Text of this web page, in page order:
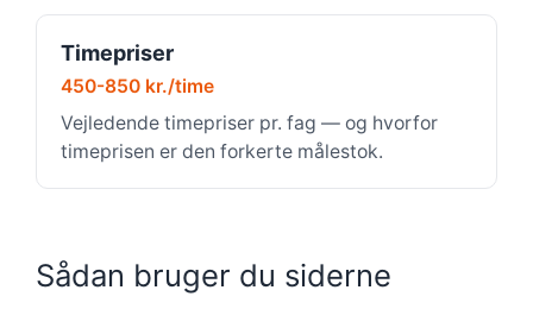
Timepriser
450-850 kr./time
Vejledende timepriser pr. fag — og hvorfor
timeprisen er den forkerte målestok.
Sådan bruger du siderne